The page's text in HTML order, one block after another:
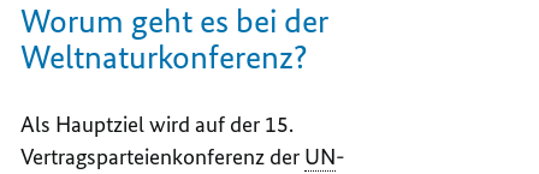
Worum geht es bei der
Weltnaturkonferenz?
Als Hauptziel wird auf der 15.
Vertragsparteienkonferenz der UN-